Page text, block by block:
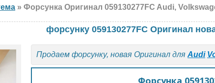
» Форсунка Оригинал 059130277FC Audi,
форсунку 059130277FC Оригинал
Продаем форсунку, новая Оригинал для Audi
Форсунка